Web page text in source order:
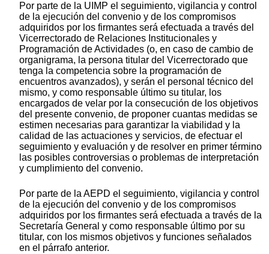
Por parte de la UIMP el seguimiento, vigilancia y control
de la ejecución del convenio y de los compromisos
adquiridos por los firmantes será efectuada a través del
Vicerrectorado de Relaciones Institucionales y
Programación de Actividades (o, en caso de cambio de
organigrama, la persona titular del Vicerrectorado que
tenga la competencia sobre la programación de
encuentros avanzados), y serán el personal técnico del
mismo, y como responsable último su titular, los
encargados de velar por la consecución de los objetivos
del presente convenio, de proponer cuantas medidas se
estimen necesarias para garantizar la viabilidad y la
calidad de las actuaciones y servicios, de efectuar el
seguimiento y evaluación y de resolver en primer término
las posibles controversias o problemas de interpretación
y cumplimiento del convenio.
Por parte de la AEPD el seguimiento, vigilancia y control
de la ejecución del convenio y de los compromisos
adquiridos por los firmantes será efectuada a través de la
Secretaría General y como responsable último por su
titular, con los mismos objetivos y funciones señalados
en el párrafo anterior.